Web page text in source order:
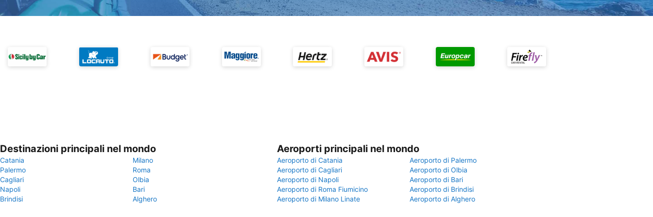
Destinazioni principali nel mondo
Catania
Milano
Palermo
Roma
Cagliari
Olbia
Napoli
Bari
Brindisi
Alghero
Aeroporti principali nel mondo
Aeroporto di Catania
Aeroporto di Palermo
Aeroporto di Cagliari
Aeroporto di Olbia
Aeroporto di Napoli
Aeroporto di Bari
Aeroporto di Roma Fiumicino
Aeroporto di Brindisi
Aeroporto di Milano Linate
Aeroporto di Alghero